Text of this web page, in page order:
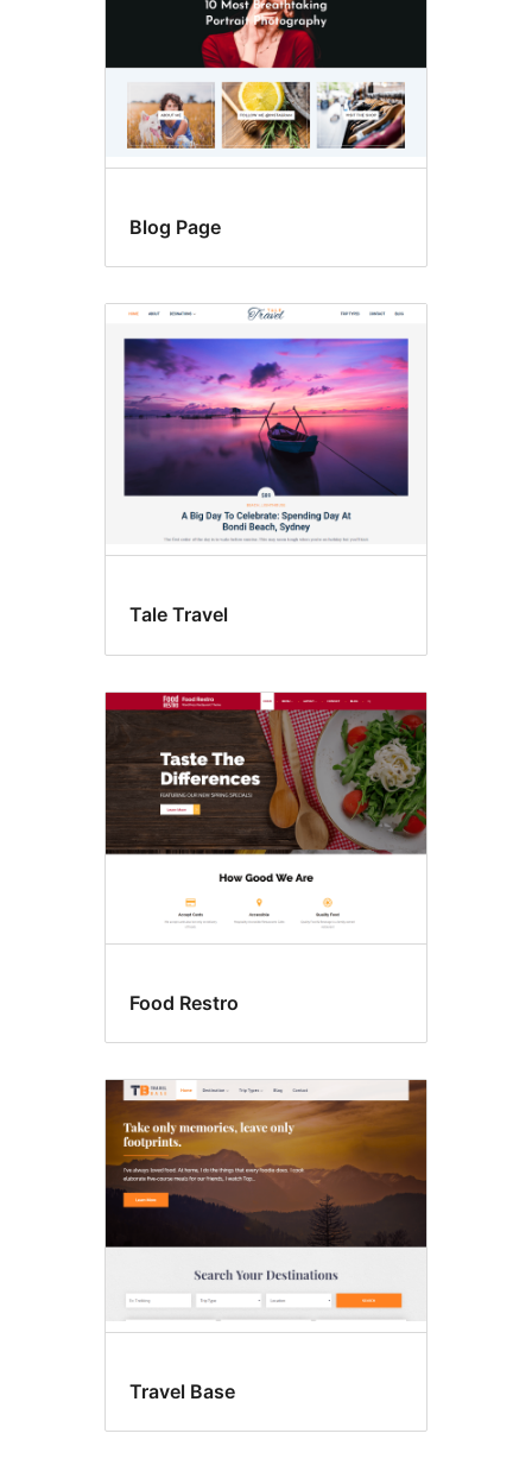
Blog Page
Tale Travel
Food Restro
Travel Base